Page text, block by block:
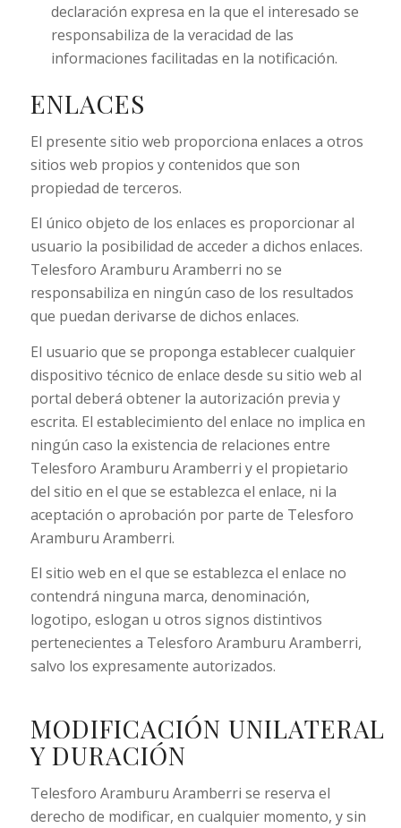
declaración expresa en la que el interesado se
responsabiliza de la veracidad de las
informaciones facilitadas en la notificación.
ENLACES
El presente sitio web proporciona enlaces a otros
sitios web propios y contenidos que son
propiedad de terceros.
El único objeto de los enlaces es proporcionar al
usuario la posibilidad de acceder a dichos enlaces.
Telesforo Aramburu Aramberri no se
responsabiliza en ningún caso de los resultados
que puedan derivarse de dichos enlaces.
El usuario que se proponga establecer cualquier
dispositivo técnico de enlace desde su sitio web al
portal deberá obtener la autorización previa y
escrita. El establecimiento del enlace no implica en
ningún caso la existencia de relaciones entre
Telesforo Aramburu Aramberri y el propietario
del sitio en el que se establezca el enlace, ni la
aceptación o aprobación por parte de Telesforo
Aramburu Aramberri.
El sitio web en el que se establezca el enlace no
contendrá ninguna marca, denominación,
logotipo, eslogan u otros signos distintivos
pertenecientes a Telesforo Aramburu Aramberri,
salvo los expresamente autorizados.
MODIFICACIÓN UNILATERAL
Y DURACIÓN
Telesforo Aramburu Aramberri se reserva el
derecho de modificar, en cualquier momento, y sin